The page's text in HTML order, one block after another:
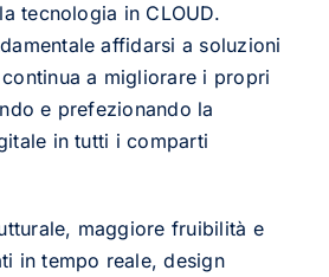
tecnologia in CLOUD.
affidarsi a soluzioni
continua a migliorare i propri
e prefezionando la
in tutti i comparti
maggiore fruibilità e
in tempo reale, design